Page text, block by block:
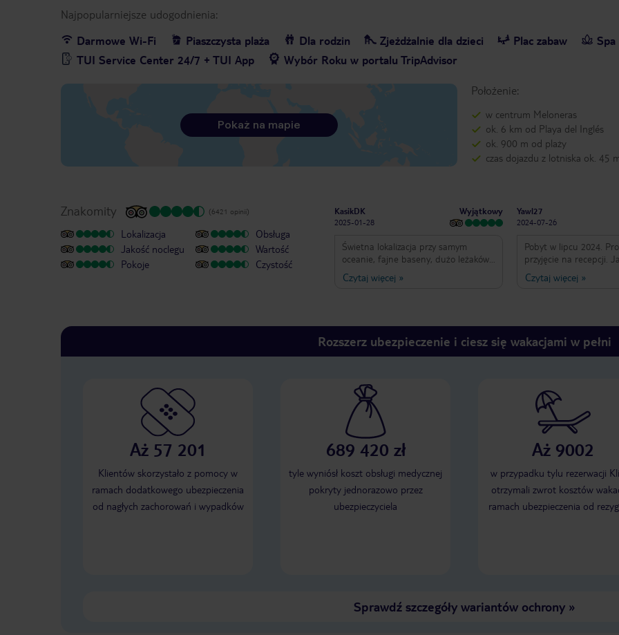
Najpopularniejsze udogodnienia:
Darmowe Wi-Fi
Piaszczysta plaża Dla rodzin Zjeżdżalnie dla dzieci Plac zabaw
Spa
TUI Service Center 24/7 + TUI App
Wybór Roku w portalu TripAdvisor
Położenie:
w centrum Meloneras
ok. 6 km od Playa del Inglés
ok. 900 m od plaży
czas dojazdu z lotniska ok. 45
Pokaż na mapie
Znakomity (6421 opinii)
Lokalizacja
Jakość noclegu
Pokoje
Obsługa
Wartość
Czystość
KasikDK
2025-01-28
Wyjątkowy
Świetna lokalizacja przy samym
oceanie, fajne baseny, dużo leżaków.
Kilka dostępnych barów i ogromną
restauracja oraz kawiarnia z pyszną
Czytaj więcej »
Yawl27
2024-07-26
Pobyt w lipcu 2024.
przyjęcie na recepcji.
wytłumaczone zasady
oczekiwania na pokój
dań w restauracjach
dobrych alkoholi. Bary
na leżakach nie
dla dorosłych piękny
Obsługa bardzo miła i
Znakomita lokalizacja
okoliczne wypady
miejską. Wyjście z
nadbrzeżny deptak.
wydm. Żal było
Czytaj więcej »
Rozszerz ubezpieczenie i ciesz się wakacjami w pełni
Aż 57 201
Klientów skorzystało z pomocy w
ramach dodatkowego ubezpieczenia
od nagłych zachorowań i wypadków
689 420 zł
tyle wyniósł koszt obsługi medycznej
pokryty jednorazowo przez
ubezpieczyciela
Aż 9002
w przypadku tylu rezerwacji
otrzymali zwrot kosztów
ramach ubezpieczenia od
Sprawdź szczegóły wariantów ochrony»